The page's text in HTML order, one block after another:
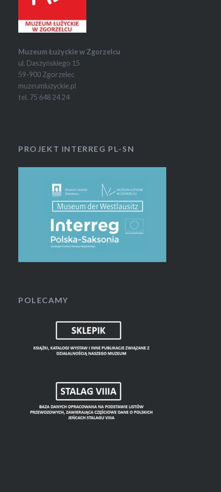
Muzeum Łużyckie w Zgorzelcu
ul. Daszyńskiego 15
59-900 Zgorzelec
muzeumluzyckie.pl
tel. 75 648 24 24
PROJEKT INTERREG PL-SN
POLECAMY